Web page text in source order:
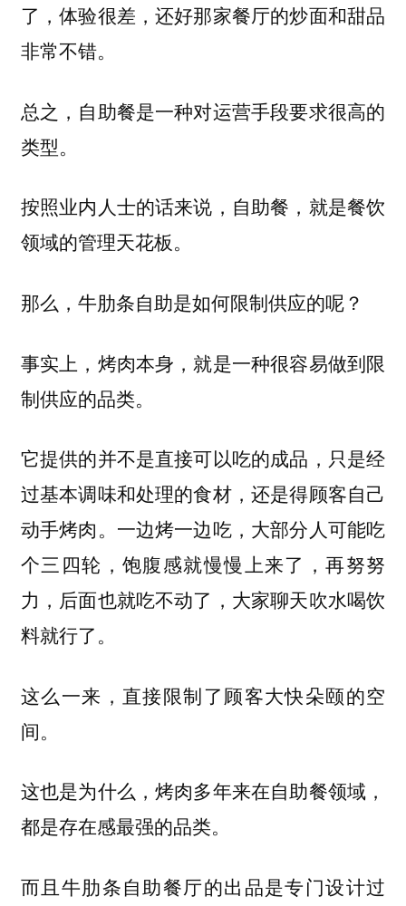
了，体验很差，还好那家餐厅的炒面和甜品
非常不错。
总之，自助餐是一种对运营手段要求很高的
类型。
按照业内人士的话来说，自助餐，就是餐饮
领域的管理天花板。
那么，牛肋条自助是如何限制供应的呢？
事实上，烤肉本身，就是一种很容易做到限
制供应的品类。
它提供的并不是直接可以吃的成品，只是经
过基本调味和处理的食材，还是得顾客自己
动手烤肉。一边烤一边吃，大部分人可能吃
个三四轮，饱腹感就慢慢上来了，再努努
力，后面也就吃不动了，大家聊天吹水喝饮
料就行了。
这么一来，直接限制了顾客大快朵颐的空
间。
这也是为什么，烤肉多年来在自助餐领域，
都是存在感最强的品类。
而且牛肋条自助餐厅的出品是专门设计过